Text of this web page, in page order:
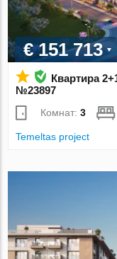
€ 151 713
Квартира
№23897
Комнат:3
Temeltas project